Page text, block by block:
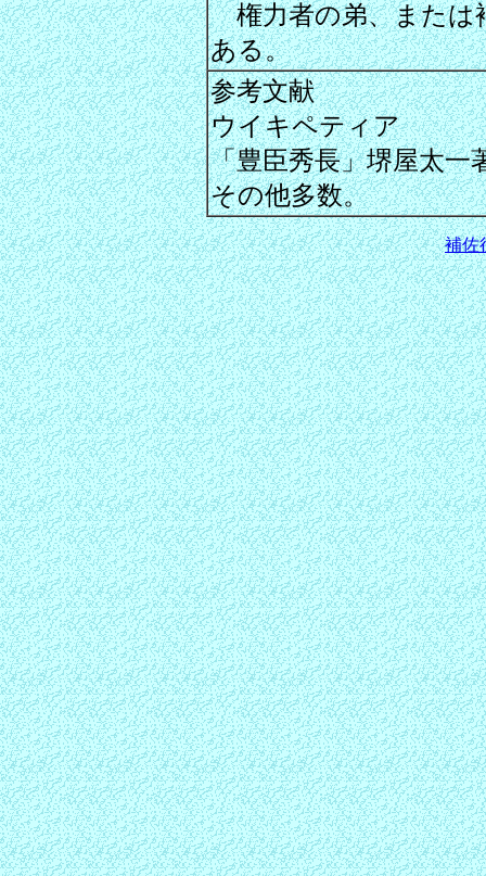
権力者の弟、または
ある。
参考文献
ウイキペティア
「豊臣秀長」堺屋太一
その他多数。
補佐